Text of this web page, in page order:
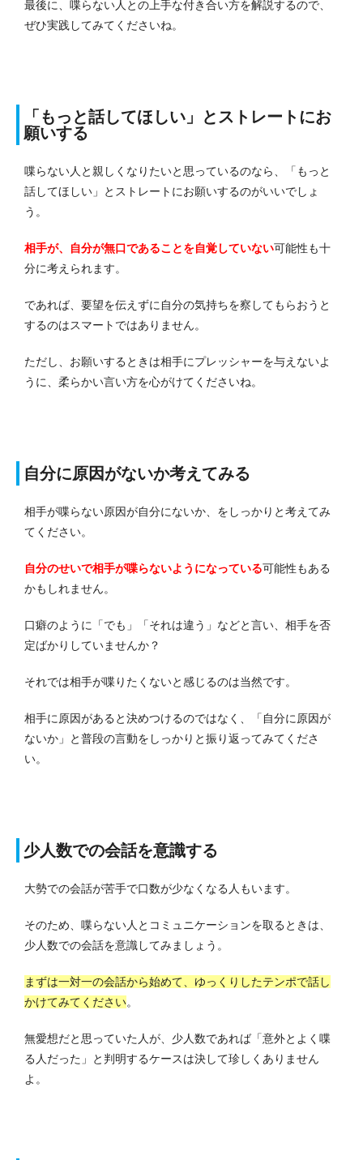
最後に、喋らない人との上手な付き合い方を解説するので、
ぜひ実践してみてくださいね。
「もっと話してほしい」とストレートにお
願いする
喋らない人と親しくなりたいと思っているのなら、「もっと
話してほしい」とストレートにお願いするのがいいでしょ
う。
相手が、自分が無口であることを自覚していない可能性も十
分に考えられます。
であれば、要望を伝えずに自分の気持ちを察してもらおうと
するのはスマートではありません。
ただし、お願いするときは相手にプレッシャーを与えないよ
うに、柔らかい言い方を心がけてくださいね。
自分に原因がないか考えてみる
相手が喋らない原因が自分にないか、をしっかりと考えてみ
てください。
自分のせいで相手が喋らないようになっている可能性もある
かもしれません。
口癖のように「でも」「それは違う」などと言い、相手を否
定ばかりしていませんか？
それでは相手が喋りたくないと感じるのは当然です。
相手に原因があると決めつけるのではなく、「自分に原因が
ないか」と普段の言動をしっかりと振り返ってみてくださ
い。
少人数での会話を意識する
大勢での会話が苦手で口数が少なくなる人もいます。
そのため、喋らない人とコミュニケーションを取るときは、
少人数での会話を意識してみましょう。
まずは一対一の会話から始めて、ゆっくりしたテンポで話し
かけてみてください。
無愛想だと思っていた人が、少人数であれば「意外とよく喋
る人だった」と判明するケースは決して珍しくありません
よ。